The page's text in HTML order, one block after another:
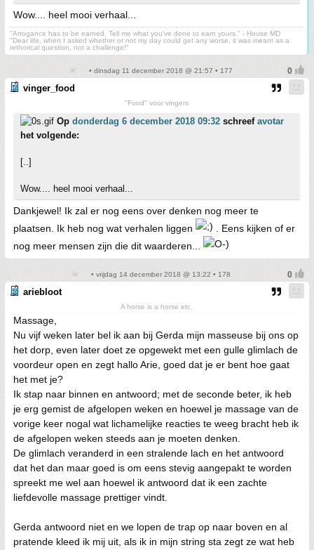
Wow.... heel mooi verhaal...
"Arrogance has to be earned. Tell me what you've done to earn yours." - House MD
"Dear life, when I asked whether or not my day could get any worse, it was meant as a
rethorical question, not a challenge!"
• dinsdag 11 december 2018 @ 21:57 • 177
vinger_food
"Food" voor vingers
Op donderdag 6 december 2018 09:32 schreef avotar
het volgende:
[..]
Wow.... heel mooi verhaal...
Dankjewel! Ik zal er nog eens over denken nog meer te
plaatsen. Ik heb nog wat verhalen liggen
. Eens kijken of er
nog meer mensen zijn die dit waarderen...
• vrijdag 14 december 2018 @ 13:22 • 178
ariebloot
A horse is a horse etc.
Massage,
Nu vijf weken later bel ik aan bij Gerda mijn masseuse bij ons op
het dorp, even later doet ze opgewekt met een gulle glimlach de
voordeur open en zegt hallo Arie, goed dat je er bent hoe gaat
het met je?
Ik stap naar binnen en antwoord; met de seconde beter, ik heb
je erg gemist de afgelopen weken en hoewel je massage van de
vorige keer nogal wat lichamelijke reacties te weeg bracht heb ik
de afgelopen weken steeds aan je moeten denken.
De glimlach veranderd in een stralende lach en het antwoord
dat het dan maar goed is om eens stevig aangepakt te worden
spreekt me wel aan hoewel ik antwoord dat ik een zachte
liefdevolle massage prettiger vindt.
Gerda antwoord niet en we lopen de trap op naar boven en al
pratende kleed ik mij uit, als ik in mijn string sta zegt ze wat heb